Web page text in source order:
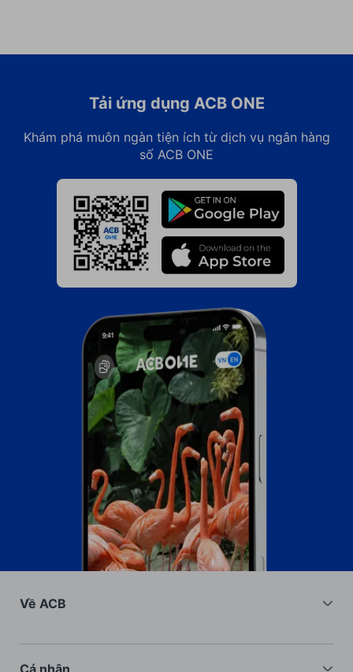
Tải ứng dụng ACB ONE
Khám phá muôn ngàn tiện ích từ dịch vụ ngân hàng
số ACB ONE
Về ACB
Nhà đầu tư